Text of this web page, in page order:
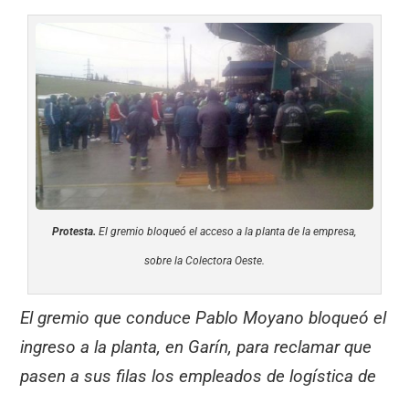
Protesta. El gremio bloqueó el acceso a la planta de la empresa,
sobre la Colectora Oeste.
El gremio que conduce Pablo Moyano bloqueó el
ingreso a la planta, en Garín, para reclamar que
pasen a sus filas los empleados de logística de